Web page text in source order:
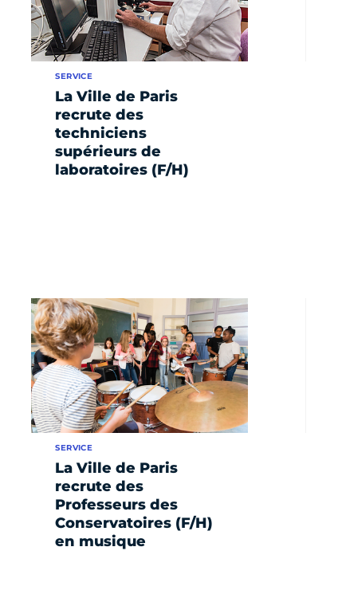
La Ville de Paris
recrute des
techniciens
supérieurs de
laboratoires (F/H)
SERVICE
La Ville de Paris
recrute des
Professeurs des
Conservatoires (F/H)
en musique
SERVICE